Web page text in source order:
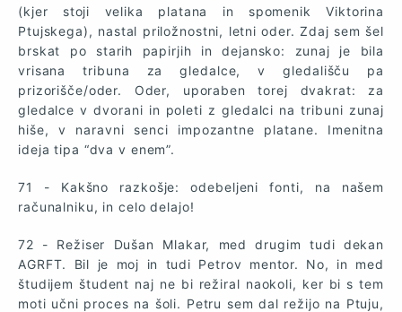
(kjer stoji velika platana in spomenik Viktorina
Ptujskega), nastal priložnostni, letni oder. Zdaj sem šel
brskat po starih papirjih in dejansko: zunaj je bila
vrisana tribuna za gledalce, v gledališču pa
prizorišče/oder. Oder, uporaben torej dvakrat: za
gledalce v dvorani in poleti z gledalci na tribuni zunaj
hiše, v naravni senci impozantne platane. Imenitna
ideja tipa “dva v enem”.
71 - Kakšno razkošje: odebeljeni fonti, na našem
računalniku, in celo delajo!
72 - Režiser Dušan Mlakar, med drugim tudi dekan
AGRFT. Bil je moj in tudi Petrov mentor. No, in med
študijem študent naj ne bi režiral naokoli, ker bi s tem
moti učni proces na šoli. Petru sem dal režijo na Ptuju,